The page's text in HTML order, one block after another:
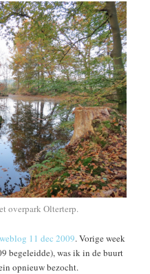
overpark Olterterp.
weblog 11 dec 2009. Vorige week
begeleidde), was ik in de buurt
opnieuw bezocht.